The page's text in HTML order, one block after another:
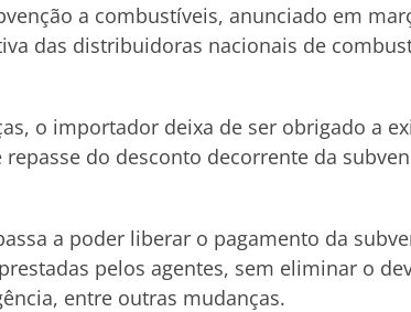
a combustíveis, anunciado em
das distribuidoras nacionais de
o importador deixa de ser obrigado a
do desconto decorrente da
a poder liberar o pagamento da
pelos agentes, sem eliminar o
entre outras mudanças.